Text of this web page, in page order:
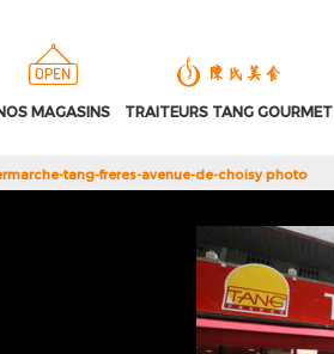
MAGASINS TRAITEURS TANG GOURMET
tang-freres-avenue-de-choisy photo